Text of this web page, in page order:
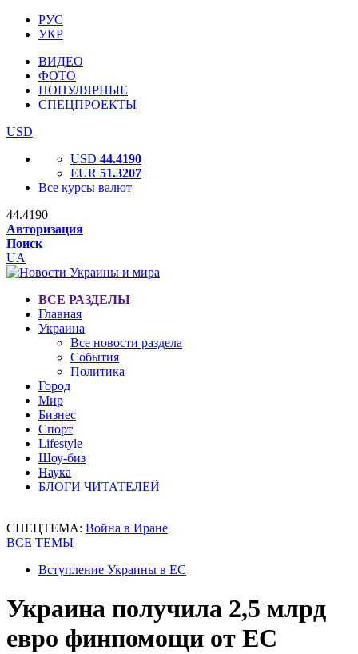
РУС
УКР
ВИДЕО
ФОТО
ПОПУЛЯРНЫЕ
СПЕЦПРОЕКТЫ
USD
USD 44.4190
EUR 51.3207
Все курсы валют
44.4190
Авторизация
Поиск
UA
ВСЕ РАЗДЕЛЫ
Главная
Украина
Все новости раздела
События
Политика
Город
Мир
Бизнес
Спорт
Lifestyle
Шоу-биз
Наука
БЛОГИ ЧИТАТЕЛЕЙ
СПЕЦТЕМА: Война в Иране
ВСЕ ТЕМЫ
Вступление Украины в ЕС
Украина получила 2,5 млрд
евро финпомощи от ЕС